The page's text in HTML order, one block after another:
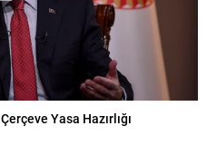
Yasa Hazırlığı